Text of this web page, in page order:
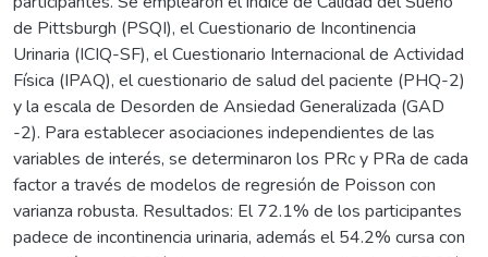
de Pittsburgh (PSQI), el Cuestionario de Incontinencia
Urinaria (ICIQ-SF), el Cuestionario Internacional de Actividad
Física (IPAQ), el cuestionario de salud del paciente (PHQ-2)
y la escala de Desorden de Ansiedad Generalizada (GAD
-2). Para establecer asociaciones independientes de las
variables de interés, se determinaron los PRc y PRa de cada
factor a través de modelos de regresión de Poisson con
varianza robusta. Resultados: El 72.1% de los participantes
padece de incontinencia urinaria, además el 54.2% cursa con